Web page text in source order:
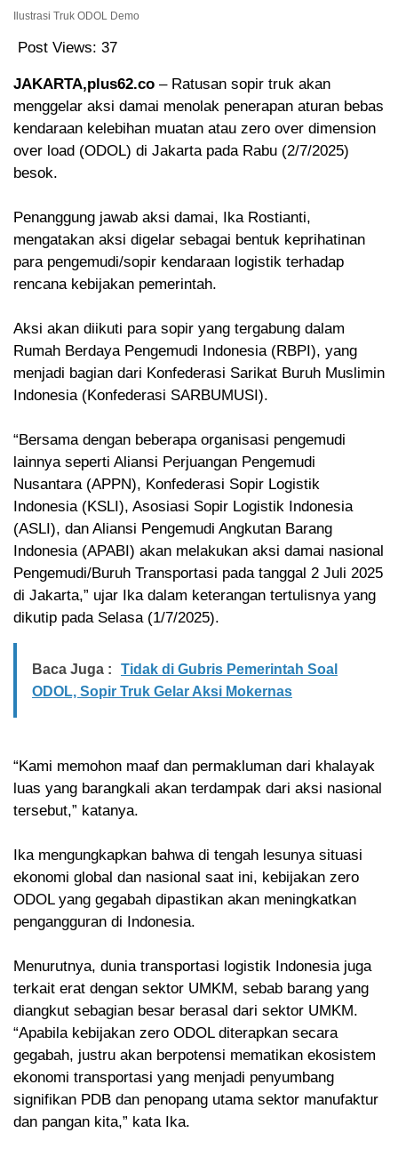
Ilustrasi Truk ODOL Demo
Post Views: 37
JAKARTA,plus62.co – Ratusan sopir truk akan
menggelar aksi damai menolak penerapan aturan bebas
kendaraan kelebihan muatan atau zero over dimension
over load (ODOL) di Jakarta pada Rabu (2/7/2025)
besok.
Penanggung jawab aksi damai, Ika Rostianti,
mengatakan aksi digelar sebagai bentuk keprihatinan
para pengemudi/sopir kendaraan logistik terhadap
rencana kebijakan pemerintah.
Aksi akan diikuti para sopir yang tergabung dalam
Rumah Berdaya Pengemudi Indonesia (RBPI), yang
menjadi bagian dari Konfederasi Sarikat Buruh Muslimin
Indonesia (Konfederasi SARBUMUSI).
“Bersama dengan beberapa organisasi pengemudi
lainnya seperti Aliansi Perjuangan Pengemudi
Nusantara (APPN), Konfederasi Sopir Logistik
Indonesia (KSLI), Asosiasi Sopir Logistik Indonesia
(ASLI), dan Aliansi Pengemudi Angkutan Barang
Indonesia (APABI) akan melakukan aksi damai nasional
Pengemudi/Buruh Transportasi pada tanggal 2 Juli 2025
di Jakarta,” ujar Ika dalam keterangan tertulisnya yang
dikutip pada Selasa (1/7/2025).
Baca Juga :
Tidak di Gubris Pemerintah Soal
ODOL, Sopir Truk Gelar Aksi Mokernas
“Kami memohon maaf dan permakluman dari khalayak
luas yang barangkali akan terdampak dari aksi nasional
tersebut,” katanya.
Ika mengungkapkan bahwa di tengah lesunya situasi
ekonomi global dan nasional saat ini, kebijakan zero
ODOL yang gegabah dipastikan akan meningkatkan
pengangguran di Indonesia.
Menurutnya, dunia transportasi logistik Indonesia juga
terkait erat dengan sektor UMKM, sebab barang yang
diangkut sebagian besar berasal dari sektor UMKM.
“Apabila kebijakan zero ODOL diterapkan secara
gegabah, justru akan berpotensi mematikan ekosistem
ekonomi transportasi yang menjadi penyumbang
signifikan PDB dan penopang utama sektor manufaktur
dan pangan kita,” kata Ika.